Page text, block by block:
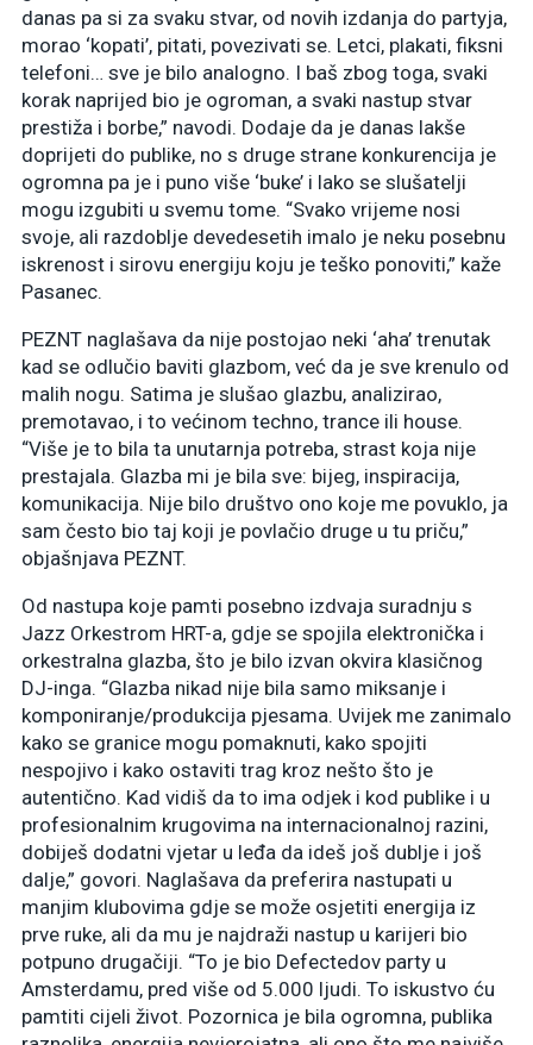
danas pa si za svaku stvar, od novih izdanja do partyja,
morao ‘kopati’, pitati, povezivati se. Letci, plakati, fiksni
telefoni… sve je bilo analogno. I baš zbog toga, svaki
korak naprijed bio je ogroman, a svaki nastup stvar
prestiža i borbe,” navodi. Dodaje da je danas lakše
doprijeti do publike, no s druge strane konkurencija je
ogromna pa je i puno više ‘buke’ i lako se slušatelji
mogu izgubiti u svemu tome. “Svako vrijeme nosi
svoje, ali razdoblje devedesetih imalo je neku posebnu
iskrenost i sirovu energiju koju je teško ponoviti,” kaže
Pasanec.
PEZNT naglašava da nije postojao neki ‘aha’ trenutak
kad se odlučio baviti glazbom, već da je sve krenulo od
malih nogu. Satima je slušao glazbu, analizirao,
premotavao, i to većinom techno, trance ili house.
“Više je to bila ta unutarnja potreba, strast koja nije
prestajala. Glazba mi je bila sve: bijeg, inspiracija,
komunikacija. Nije bilo društvo ono koje me povuklo, ja
sam često bio taj koji je povlačio druge u tu priču,”
objašnjava PEZNT.
Od nastupa koje pamti posebno izdvaja suradnju s
Jazz Orkestrom HRT-a, gdje se spojila elektronička i
orkestralna glazba, što je bilo izvan okvira klasičnog
DJ-inga. “Glazba nikad nije bila samo miksanje i
komponiranje/produkcija pjesama. Uvijek me zanimalo
kako se granice mogu pomaknuti, kako spojiti
nespojivo i kako ostaviti trag kroz nešto što je
autentično. Kad vidiš da to ima odjek i kod publike i u
profesionalnim krugovima na internacionalnoj razini,
dobiješ dodatni vjetar u leđa da ideš još dublje i još
dalje,” govori. Naglašava da preferira nastupati u
manjim klubovima gdje se može osjetiti energija iz
prve ruke, ali da mu je najdraži nastup u karijeri bio
potpuno drugačiji. “To je bio Defectedov party u
Amsterdamu, pred više od 5.000 ljudi. To iskustvo ću
pamtiti cijeli život. Pozornica je bila ogromna, publika